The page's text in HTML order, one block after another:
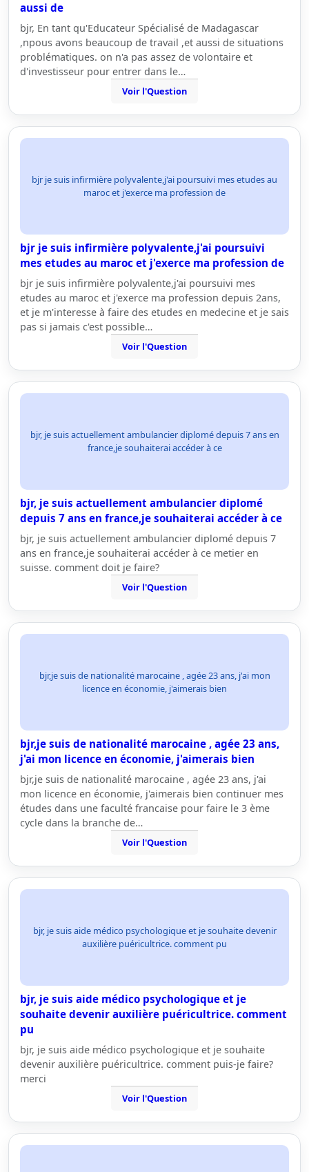
aussi de
bjr, En tant qu'Educateur Spécialisé de Madagascar
,npous avons beaucoup de travail ,et aussi de situations
problématiques. on n'a pas assez de volontaire et
d'investisseur pour entrer dans le…
Voir l'Question
bjr je suis infirmière polyvalente,j'ai poursuivi mes etudes au
maroc et j'exerce ma profession de
bjr je suis infirmière polyvalente,j'ai poursuivi
mes etudes au maroc et j'exerce ma profession de
bjr je suis infirmière polyvalente,j'ai poursuivi mes
etudes au maroc et j'exerce ma profession depuis 2ans,
et je m'interesse à faire des etudes en medecine et je sais
pas si jamais c'est possible…
Voir l'Question
bjr, je suis actuellement ambulancier diplomé depuis 7 ans en
france,je souhaiterai accéder à ce
bjr, je suis actuellement ambulancier diplomé
depuis 7 ans en france,je souhaiterai accéder à ce
bjr, je suis actuellement ambulancier diplomé depuis 7
ans en france,je souhaiterai accéder à ce metier en
suisse. comment doit je faire?
Voir l'Question
bjr,je suis de nationalité marocaine , agée 23 ans, j'ai mon
licence en économie, j'aimerais bien
bjr,je suis de nationalité marocaine , agée 23 ans,
j'ai mon licence en économie, j'aimerais bien
bjr,je suis de nationalité marocaine , agée 23 ans, j'ai
mon licence en économie, j'aimerais bien continuer mes
études dans une faculté francaise pour faire le 3 ème
cycle dans la branche de…
Voir l'Question
bjr, je suis aide médico psychologique et je souhaite devenir
auxilière puéricultrice. comment pu
bjr, je suis aide médico psychologique et je
souhaite devenir auxilière puéricultrice. comment
pu
bjr, je suis aide médico psychologique et je souhaite
devenir auxilière puéricultrice. comment puis-je faire?
merci
Voir l'Question